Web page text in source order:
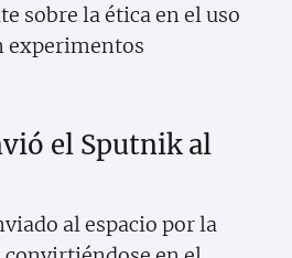
sobre la ética en el uso
experimentos
el Sputnik al
al espacio por la